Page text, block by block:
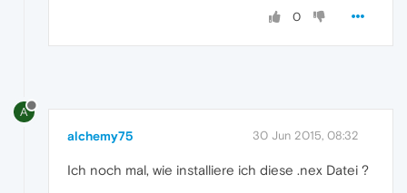
0
A
alchemy75 30 Jun 2015, 08:32
Ich noch mal, wie installiere ich diese .nex Datei ?